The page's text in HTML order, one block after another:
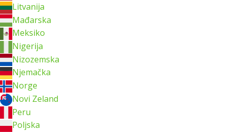
Litvanija
Mađarska
Meksiko
Nigerija
Nizozemska
Njemačka
Norge
Novi Zeland
Peru
Poljska